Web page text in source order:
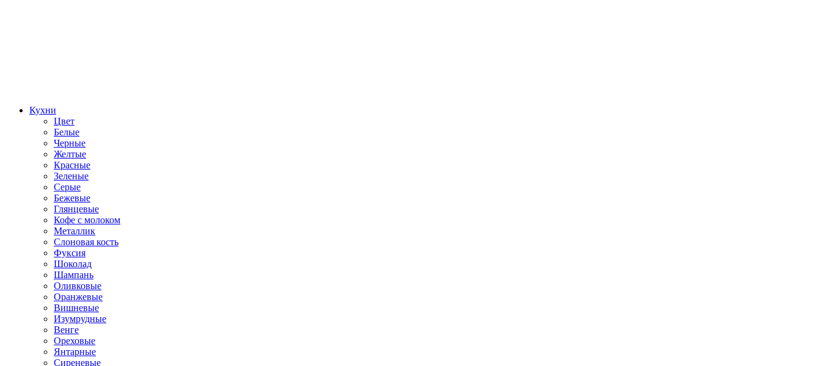
Кухни
Цвет
Белые
Черные
Желтые
Красные
Зеленые
Серые
Бежевые
Глянцевые
Кофе с молоком
Металлик
Слоновая кость
Фуксия
Шоколад
Шампань
Оливковые
Оранжевые
Вишневые
Изумрудные
Венге
Ореховые
Янтарные
Сиреневые